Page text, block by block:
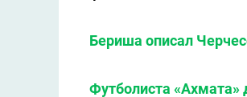
Бериша описал
Футболиста «Ахмата»